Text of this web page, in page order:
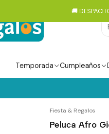
Temporada Cumpleaños
🚚
Fiesta & Regalos
Peluca Afro